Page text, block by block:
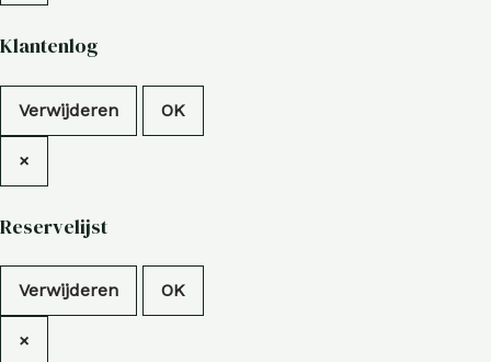
Klantenlog
Verwijderen OK
×
Reservelijst
Verwijderen OK
×